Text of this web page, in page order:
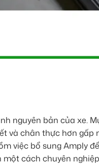
nguyên bản của xe.
và chân thực hơn gấp
việc bổ sung Amply
cách chuyên